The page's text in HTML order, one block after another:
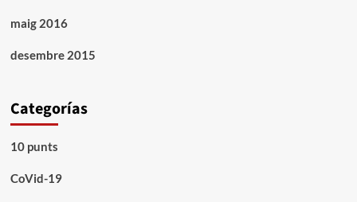
maig 2016
desembre 2015
Categorías
10 punts
CoVid-19